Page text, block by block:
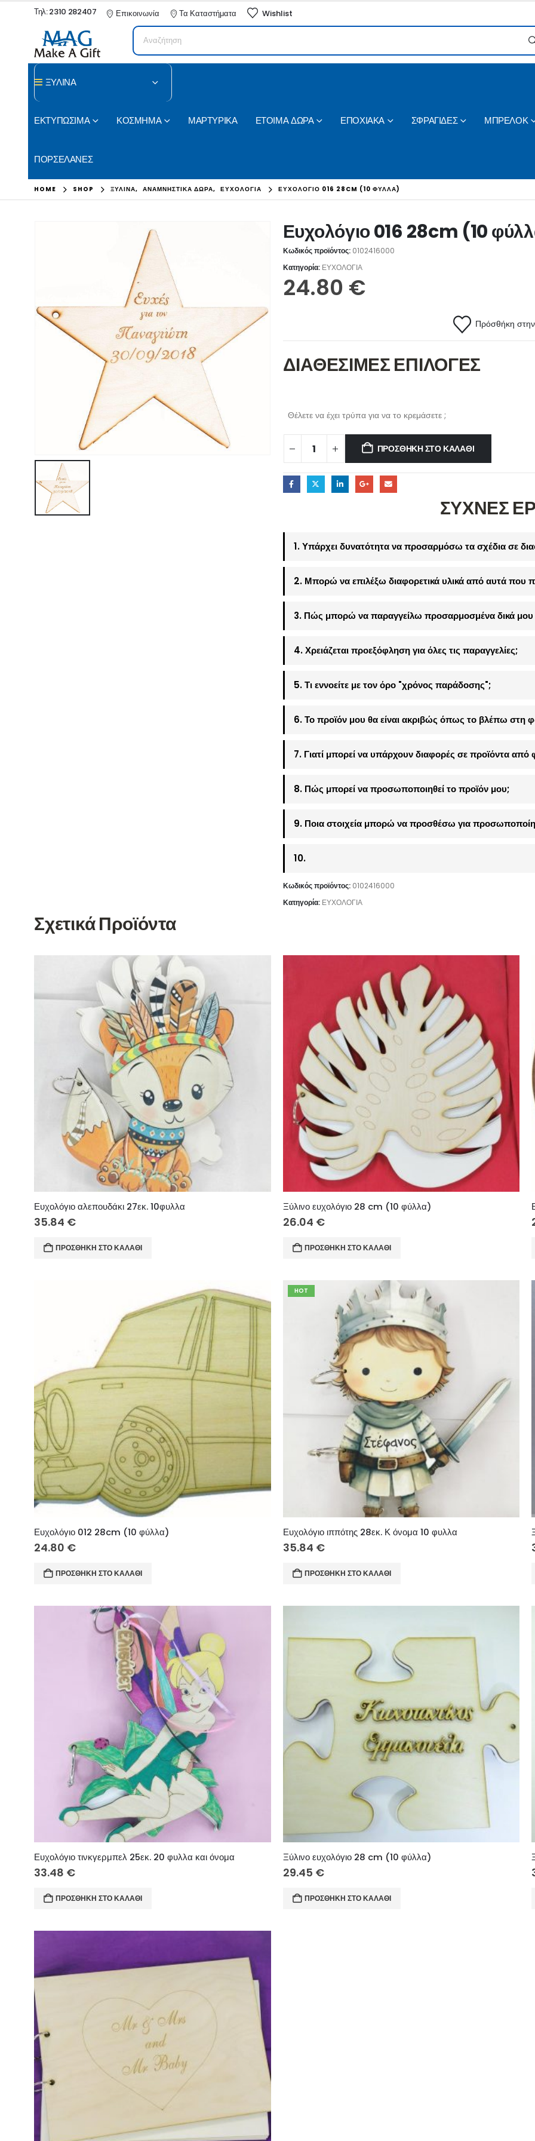
Τηλ: 2310 282407 Επικοινωνία Τα Καταστήματα Wishlist
ΞΥΛΙΝΑ
ΕΚΤΥΠΩΣΙΜΑ ΚΟΣΜΗΜΑ ΜΑΡΤΥΡΙΚΑ ΕΤΟΙΜΑ ΔΩΡΑ ΕΠΟΧΙΑΚΑ ΣΦΡΑΓΙΔΕΣ ΜΠΡΕΛΟΚ
ΠΟΡΣΕΛΑΝΕΣ
HOME SHOP ΞΥΛΙΝΑ, ΑΝΑΜΝΗΣΤΙΚΑ ΔΩΡΑ, ΕΥΧΟΛΟΓΙΑ ΕΥΧΟΛΌΓΙΟ 016 28CM (10 ΦΎΛΛΑ)
Ευχολόγιο 016 28cm (10
Κωδικός προϊόντος: 0102416000
Κατηγορία: ΕΥΧΟΛΟΓΙΑ
24.80 €
Πρόσθήκη στην
ΔΙΑΘΕΣΙΜΕΣ ΕΠΙΛΟΓΕΣ
Θέλετε να έχει τρύπα για να το κρεμάσετε ;
ΠΡΟΣΘΉΚΗ ΣΤΟ ΚΑΛΆΘΙ
ΣΥΧΝΕΣ
1. Υπάρχει δυνατότητα να προσαρμόσω τα σχέδια σε
2. Μπορώ να επιλέξω διαφορετικά υλικά από αυτά που
3. Πώς μπορώ να παραγγείλω προσαρμοσμένα δικά μου
4. Χρειάζεται προεξόφληση για όλες τις παραγγελίες;
5. Τι εννοείτε με τον όρο "χρόνος παράδοσης";
6. Το προϊόν μου θα είναι ακριβώς όπως το βλέπω στη
7. Γιατί μπορεί να υπάρχουν διαφορές σε προϊόντα από
8. Πώς μπορεί να προσωποποιηθεί το προϊόν μου;
9. Ποια στοιχεία μπορώ να προσθέσω για
10.
Κωδικός προϊόντος: 0102416000
Κατηγορία: ΕΥΧΟΛΟΓΙΑ
Σχετικά Προϊόντα
Ευχολόγιο αλεπουδάκι 27εκ. 10φυλλα
35.84 €
ΠΡΟΣΘΉΚΗ ΣΤΟ ΚΑΛΆΘΙ
Ξύλινο ευχολόγιο 28 cm (10 φύλλα)
26.04 €
ΠΡΟΣΘΉΚΗ ΣΤΟ ΚΑΛΆΘΙ
Ευχολόγιο 012 28cm (10 φύλλα)
24.80 €
ΠΡΟΣΘΉΚΗ ΣΤΟ ΚΑΛΆΘΙ
HOT
Ευχολόγιο ιππότης 28εκ. Κ όνομα 10 φυλλα
35.84 €
ΠΡΟΣΘΉΚΗ ΣΤΟ ΚΑΛΆΘΙ
Ευχολόγιο τινκγερμπελ 25εκ. 20 φυλλα και όνομα
33.48 €
ΠΡΟΣΘΉΚΗ ΣΤΟ ΚΑΛΆΘΙ
Ξύλινο ευχολόγιο 28 cm (10 φύλλα)
29.45 €
ΠΡΟΣΘΉΚΗ ΣΤΟ ΚΑΛΆΘΙ